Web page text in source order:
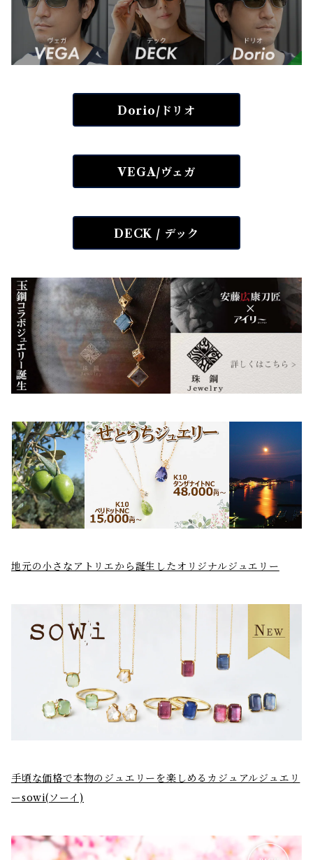
Dorio/ドリオ
VEGA/ヴェガ
DECK / デック
地元の小さなアトリエから誕生したオリジナルジュエリー
手頃な価格で本物のジュエリーを楽しめるカジュアルジュエリ
ーsowi(ソーイ)